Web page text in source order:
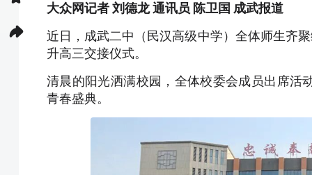
大众网记者 刘德龙 通讯员 陈卫国 成武报道
近日，成武二中（民汉高级中学）全体师生齐
升高三交接仪式。
清晨的阳光洒满校园，全体校委会成员出席活
青春盛典。